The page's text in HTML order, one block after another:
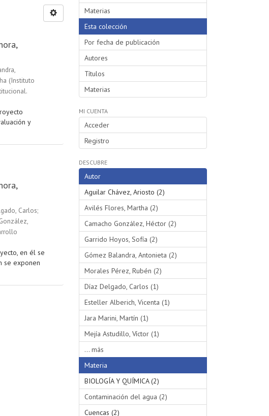
(Instituto
y
Carlos;
en él se
se exponen
Materias
Esta colección
Por fecha de publicación
Autores
Títulos
Materias
MI CUENTA
Acceder
Registro
DESCUBRE
Autor
Aguilar Chávez, Ariosto (2)
Avilés Flores, Martha (2)
Camacho González, Héctor (2)
Garrido Hoyos, Sofía (2)
Gómez Balandra, Antonieta (2)
Morales Pérez, Rubén (2)
Díaz Delgado, Carlos (1)
Esteller Alberich, Vicenta (1)
Jara Marini, Martín (1)
Mejía Astudillo, Víctor (1)
... más
Materia
BIOLOGÍA Y QUÍMICA (2)
Contaminación del agua (2)
Cuencas (2)